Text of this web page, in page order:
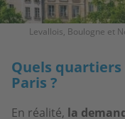
Levallois, Boulogne et
Quels
Paris ?
En réalité, la